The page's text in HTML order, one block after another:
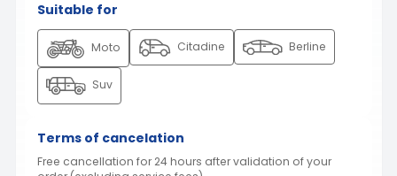
Suitable for
Moto Citadine Berline
Suv
Terms of cancelation
Free cancellation for 24 hours after validation of your